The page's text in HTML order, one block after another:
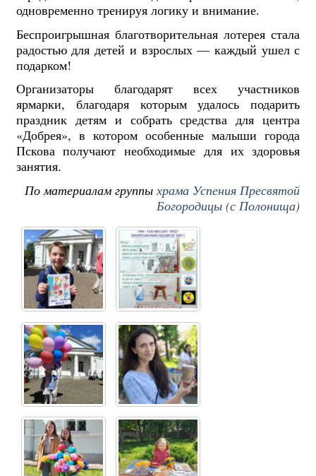
одновременно тренируя логику и внимание.
Беспроигрышная благотворительная лотерея стала
радостью для детей и взрослых — каждый ушел с
подарком!
Организаторы благодарят всех участников
ярмарки, благодаря которым удалось подарить
праздник детям и собрать средства для центра
«Добрея», в котором особенные малыши города
Пскова получают необходимые для их здоровья
занятия.
По материалам группыхрама Успения Пресвятой
Богородицы (с Полонища)